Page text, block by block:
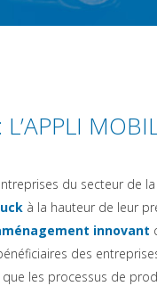
L’APPLI
du secteur de
à la hauteur de leur
innovant
des
les processus de